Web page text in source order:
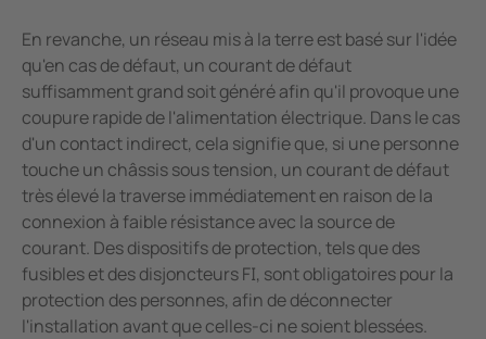
En revanche, un réseau mis à la terre est basé sur l'idée
qu'en cas de défaut, un courant de défaut
suffisamment grand soit généré afin qu'il provoque une
coupure rapide de l'alimentation électrique. Dans le cas
d'un contact indirect, cela signifie que, si une personne
touche un châssis sous tension, un courant de défaut
très élevé la traverse immédiatement en raison de la
connexion à faible résistance avec la source de
courant. Des dispositifs de protection, tels que des
fusibles et des disjoncteurs FI, sont obligatoires pour la
protection des personnes, afin de déconnecter
l'installation avant que celles-ci ne soient blessées.